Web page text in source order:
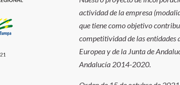
actividad de la empresa
que tiene como objetivo
competitividad de las entidades
Europea y de la Junta de
Andalucía 2014-2020.